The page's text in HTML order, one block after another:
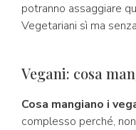
potranno assaggiare
Vegetariani sì ma
Vegani: cosa
Cosa mangiano i
complesso perché,